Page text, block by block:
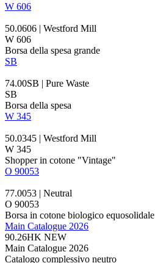
W 606
50.0606 | Westford Mill
W 606
Borsa della spesa grande
SB
74.00SB | Pure Waste
SB
Borsa della spesa
W 345
50.0345 | Westford Mill
W 345
Shopper in cotone "Vintage"
O 90053
77.0053 | Neutral
O 90053
Borsa in cotone biologico equosolidale
Main Catalogue 2026
90.26HK NEW
Main Catalogue 2026
Catalogo complessivo neutro